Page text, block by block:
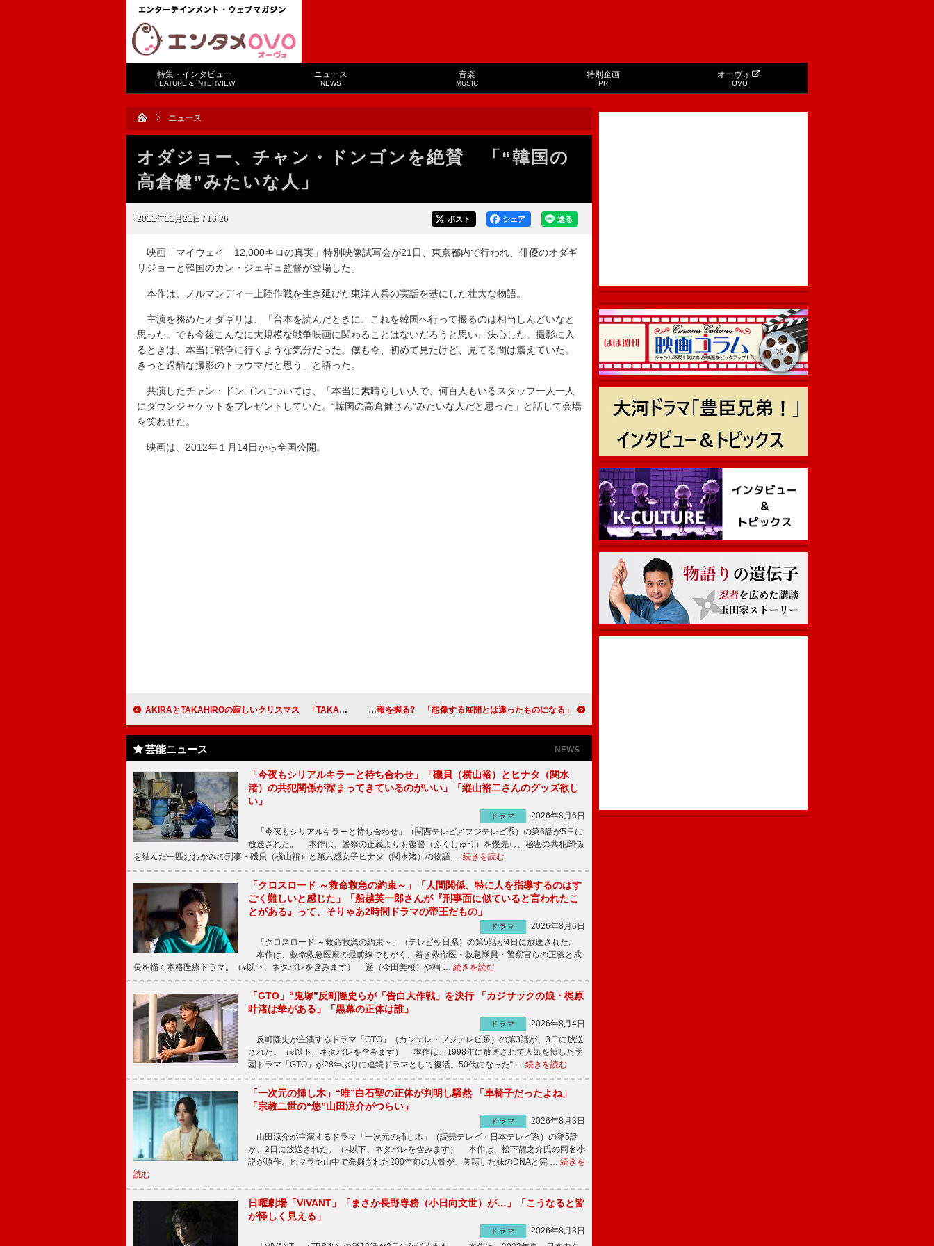
特集・インタビュー
FEATURE & INTERVIEW
ニュース
NEWS
音楽
MUSIC
特別企画
PR
オーヴォ
OVO
ニュース
オダジョー、チャン・ドンゴンを絶賛 「“韓国の
高倉健”みたいな人」
2011年11月21日 / 16:26 送る
シェア
ポスト
映画「マイウェイ 12,000キロの真実」特別映像試写会が21日、東京都内で行われ、俳優のオダギ
リジョーと韓国のカン・ジェギュ監督が登場した。
本作は、ノルマンディー上陸作戦を生き延びた東洋人兵の実話を基にした壮大な物語。
主演を務めたオダギリは、「台本を読んだときに、これを韓国へ行って撮るのは相当しんどいなと
思った。でも今後こんなに大規模な戦争映画に関わることはないだろうと思い、決心した。撮影に入
るときは、本当に戦争に行くような気分だった。僕も今、初めて見たけど、見てる間は震えていた。
きっと過酷な撮影のトラウマだと思う」と語った。
共演したチャン・ドンゴンについては、「本当に素晴らしい人で、何百人もいるスタッフ一人一人
にダウンジャケットをプレゼントしていた。“韓国の高倉健さん”みたいな人だと思った」と話して会場
を笑わせた。
映画は、2012年１月14日から全国公開。
AKIRAとTAKAHIROの寂しいクリスマス 「TAKAHIROの部屋で過ごす」とAKIRA 加藤夏希、エヴァ「Ｑ」の情報を握る? 「想像する展開とは違ったものになる」
芸能ニュース NEWS
「今夜もシリアルキラーと待ち合わせ」「磯貝（横山裕）とヒナタ（関水
渚）の共犯関係が深まってきているのがいい」「縦山裕二さんのグッズ欲し
い」
ドラマ
2026年8月6日
「今夜もシリアルキラーと待ち合わせ」（関西テレビ／フジテレビ系）の第6話が5日に
放送された。 本作は、警察の正義よりも復讐（ふくしゅう）を優先し、秘密の共犯関係
を結んだ一匹おおかみの刑事・磯貝（横山裕）と第六感女子ヒナタ（関水渚）の物語 … 続きを読む
「クロスロード ～救命救急の約束～」「人間関係、特に人を指導するのはす
ごく難しいと感じた」「船越英一郎さんが『刑事面に似ていると言われたこ
とがある』って、そりゃあ2時間ドラマの帝王だもの」
ドラマ
2026年8月6日
「クロスロード ～救命救急の約束～」（テレビ朝日系）の第5話が4日に放送された。
本作は、救命救急医療の最前線でもがく、若き救命医・救急隊員・警察官らの正義と成
長を描く本格医療ドラマ。（※以下、ネタバレを含みます） 遥（今田美桜）や桐 … 続きを読む
「GTO」“鬼塚”反町隆史らが「告白大作戦」を決行 「カジサックの娘・梶原
叶渚は華がある」「黒幕の正体は誰」
ドラマ
2026年8月4日
反町隆史が主演するドラマ「GTO」（カンテレ・フジテレビ系）の第3話が、3日に放送
された。（※以下、ネタバレを含みます） 本作は、1998年に放送されて人気を博した学
園ドラマ「GTO」が28年ぶりに連続ドラマとして復活。50代になった“ … 続きを読む
「一次元の挿し木」“唯”白石聖の正体が判明し騒然 「車椅子だったよね」
「宗教二世の“悠”山田涼介がつらい」
ドラマ
2026年8月3日
山田涼介が主演するドラマ「一次元の挿し木」（読売テレビ・日本テレビ系）の第5話
が、2日に放送された。（※以下、ネタバレを含みます） 本作は、松下龍之介氏の同名小
説が原作。ヒマラヤ山中で発掘された200年前の人骨が、失踪した妹のDNAと完 … 続きを
読む
日曜劇場「VIVANT」「まさか長野専務（小日向文世）が…」「こうなると皆
が怪しく見える」
ドラマ
2026年8月3日